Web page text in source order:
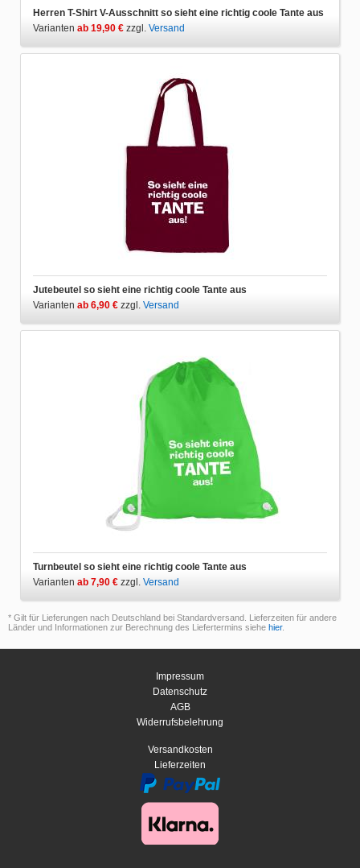
Herren T-Shirt V-Ausschnitt so sieht eine richtig coole Tante aus
Varianten ab 19,90 € zzgl. Versand
Jutebeutel so sieht eine richtig coole Tante aus
Varianten ab 6,90 € zzgl. Versand
Turnbeutel so sieht eine richtig coole Tante aus
Varianten ab 7,90 € zzgl. Versand
* Gilt für Lieferungen nach Deutschland bei Standardversand. Lieferzeiten für andere
Länder und Informationen zur Berechnung des Liefertermins siehe hier.
Impressum
Datenschutz
AGB
Widerrufsbelehrung
Versandkosten
Lieferzeiten